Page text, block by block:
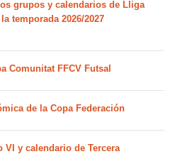
grupos y calendarios de Lliga
temporada 2026/2027
Comunitat FFCV Futsal
de la Copa Federación
VI y calendario de Tercera